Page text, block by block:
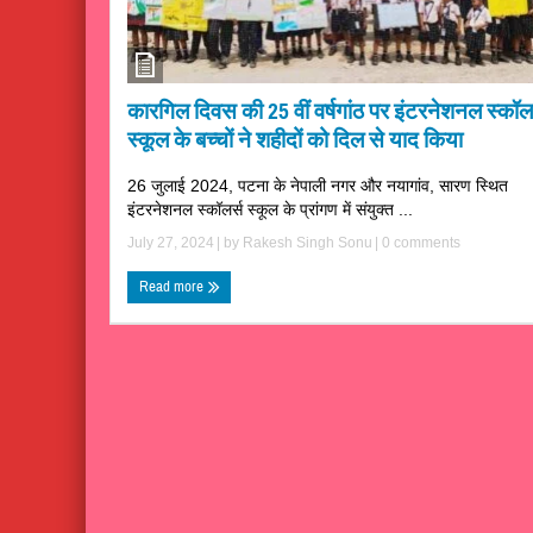
कारगिल दिवस की 25 वीं वर्षगांठ पर इंटरनेशनल
स्कूल के बच्चों ने शहीदों को दिल से याद किया
26 जुलाई 2024, पटना के नेपाली नगर और नयागांव, सारण स्थित
इंटरनेशनल स्कॉलर्स स्कूल के प्रांगण में संयुक्त ...
July 27, 2024 | by Rakesh Singh Sonu 0 comments
Read more